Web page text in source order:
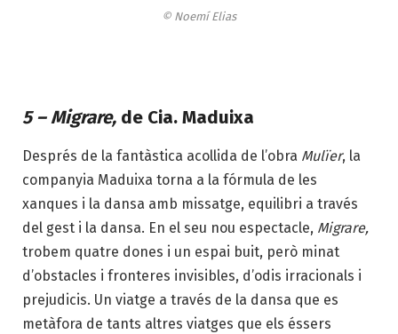
© Noemí Elias
5 – Migrare, de Cia. Maduixa
Després de la fantàstica acollida de l’obra Mulïer, la
companyia Maduixa torna a la fórmula de les
xanques i la dansa amb missatge, equilibri a través
del gest i la dansa. En el seu nou espectacle, Migrare,
trobem quatre dones i un espai buit, però minat
d’obstacles i fronteres invisibles, d’odis irracionals i
prejudicis. Un viatge a través de la dansa que es
metàfora de tants altres viatges que els éssers